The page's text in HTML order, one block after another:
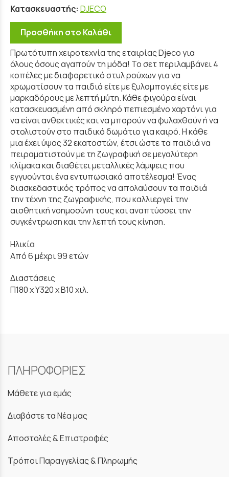
Κατασκευαστής: DJECO
Προσθήκη στο Καλάθι
Πρωτότυπη χειροτεχνία της εταιρίας Djeco για
όλους όσους αγαπούν τη μόδα! Το σετ περιλαμβάνει 4
κοπέλες με διαφορετικό στυλ ρούχων για να
χρωματίσουν τα παιδιά είτε με ξυλομπογιές είτε με
μαρκαδόρους με λεπτή μύτη. Κάθε φιγούρα είναι
κατασκευασμένη από σκληρό πεπιεσμένο χαρτόνι για
να είναι ανθεκτικές και να μπορούν να φυλαχθούν ή να
στολιστούν στο παιδικό δωμάτιο για καιρό. Η κάθε
μια έχει ύψος 32 εκατοστών, έτσι ώστε τα παιδιά να
πειραματιστούν με τη ζωγραφική σε μεγαλύτερη
κλίμακα και διαθέτει μεταλλικές λάμψεις που
εγγυούνται ένα εντυπωσιακό αποτέλεσμα! Ένας
διασκεδαστικός τρόπος να απολαύσουν τα παιδιά
την τέχνη της ζωγραφικής, που καλλιεργεί την
αισθητική νοημοσύνη τους και αναπτύσσει την
συγκέντρωση και την λεπτή τους κίνηση.
Ηλικία
Από 6 μέχρι 99 ετών
Διαστάσεις
Π180 x Y320 x Β10 χιλ.
ΠΛΗΡΟΦΟΡΙΕΣ
Μάθετε για εμάς
Διαβάστε τα Νέα μας
Αποστολές & Επιστροφές
Τρόποι Παραγγελίας & Πληρωμής